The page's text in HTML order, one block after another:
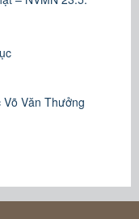
Văn Thưởng